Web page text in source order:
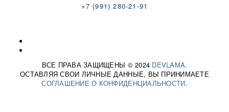
+7 (991) 280-21-91
ВСЕ ПРАВА ЗАЩИЩЕНЫ © 2024 DEVLAMA.
ОСТАВЛЯЯ СВОИ ЛИЧНЫЕ ДАННЫЕ, ВЫ ПРИНИМАЕТЕ
СОГЛАШЕНИЕ О КОНФИДЕНЦИАЛЬНОСТИ.